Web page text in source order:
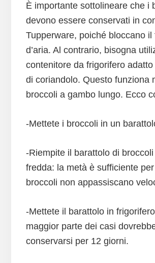
È importante sottolineare che i
devono essere conservati in
Tupperware, poiché bloccano il
d’aria. Al contrario, bisogna
contenitore da frigorifero
di coriandolo. Questo funziona
broccoli a gambo lungo. Ecco
-Mettete i broccoli in un
-Riempite il barattolo di
fredda: la metà è sufficiente
broccoli non appassiscano
-Mettete il barattolo in
maggior parte dei casi
conservarsi per 12 giorni.